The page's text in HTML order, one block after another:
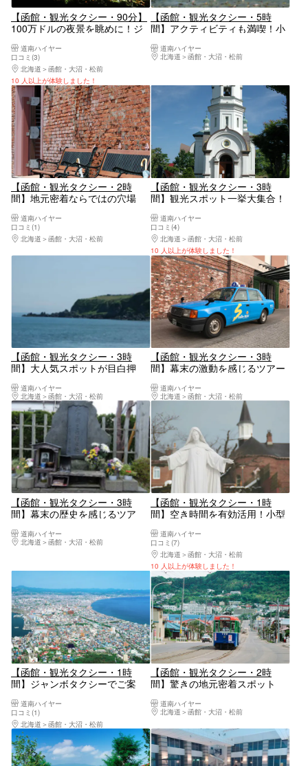
【函館・観光タクシー・90分】
100万ドルの夜景を眺めに！ジ
ス 道南ハイヤー
口コミ(3)
北海道
函館・大沼・松前
10 人以上が体験しました！
【函館・観光タクシー・5時
間】アクティビティも満喫！小
道南ハイヤー
北海道
函館・大沼・松前
【函館・観光タクシー・2時
間】地元密着ならではの穴場
ース道南ハイヤー
口コミ(1)
北海道
函館・大沼・松前
【函館・観光タクシー・3時
間】観光スポット一挙大集合！
道南ハイヤー
口コミ(4)
北海道
函館・大沼・松前
10 人以上が体験しました！
【函館・観光タクシー・3時
間】大人気スポットが目白押
ース道南ハイヤー
北海道
函館・大沼・松前
【函館・観光タクシー・3時
間】幕末の激動を感じるツアー
めぐり
道南ハイヤー
北海道
函館・大沼・松前
【函館・観光タクシー・3時
間】幕末の歴史を感じるツア
マンめぐり
道南ハイヤー
北海道
函館・大沼・松前
【函館・観光タクシー・1時
間】空き時間を有効活用！小型
道南ハイヤー
口コミ(7)
北海道
函館・大沼・松前
10 人以上が体験しました！
【函館・観光タクシー・1時
間】ジャンボタクシーでご案
道南ハイヤー
口コミ(1)
北海道
函館・大沼・松前
【函館・観光タクシー・2時
間】驚きの地元密着スポット
ルコース
道南ハイヤー
北海道
函館・大沼・松前